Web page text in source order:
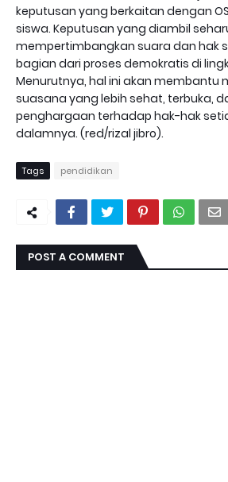
keputusan yang berkaitan dengan
siswa. Keputusan yang diambil
mempertimbangkan suara dan hak
bagian dari proses demokratis di
Menurutnya, hal ini akan membantu
suasana yang lebih sehat, terbuka,
penghargaan terhadap hak-hak
dalamnya. (red/rizal jibro).
Tags pendidikan
POST A COMMENT